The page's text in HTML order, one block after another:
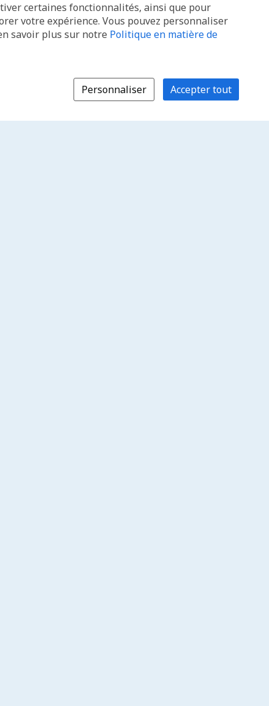
certaines fonctionnalités, ainsi que pour
votre expérience. Vous pouvez personnaliser
savoir plus sur notre Politique en matière de
Personnaliser Accepter tout